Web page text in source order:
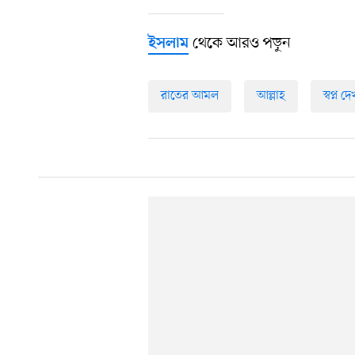
ইসলাম থেকে আরও পড়ুন
রাতের আমল আল্লাহ স্বপ্ন